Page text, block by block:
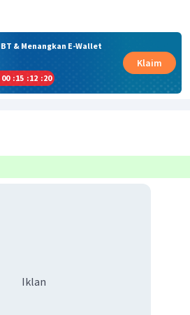
& Menangkan E-Wallet
00 :15 :12 :20
Klaim
Iklan